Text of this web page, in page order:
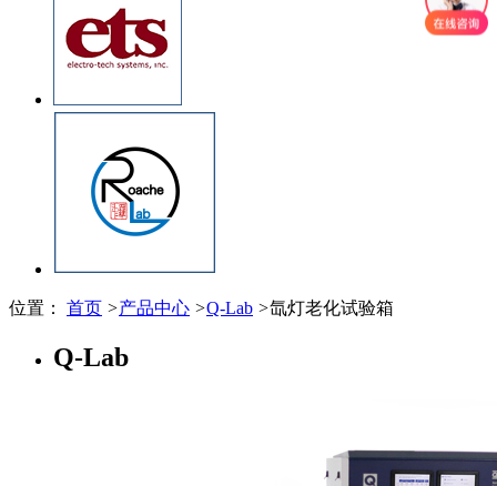
位置： 首页 >产品中心 >Q-Lab >氙灯老化试验箱
Q-Lab